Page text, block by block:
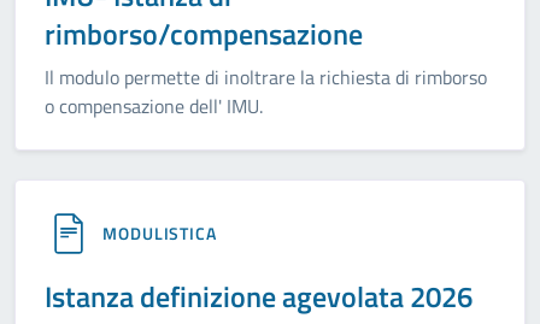
rimborso/compensazione
Il modulo permette di inoltrare la richiesta di rimborso
o compensazione dell' IMU.
MODULISTICA
Istanza definizione agevolata 2026